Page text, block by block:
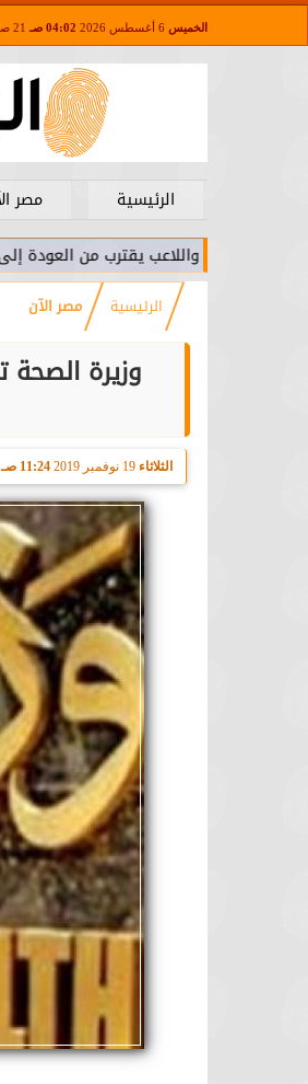
الخميس 04:02 صـ 21 صفر 1448
الرئيسية مصر
واللاعب يقترب من العودة إلى القاهرة
الرئيسية مصر الآن
وزيرة
الثلاثاء 19 نوفمبر 2019 11:24 صـ